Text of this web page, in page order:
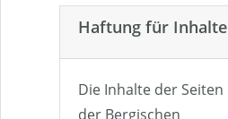
Haftung für Inhalte
Die Inhalte der Seiten
der Bergischen